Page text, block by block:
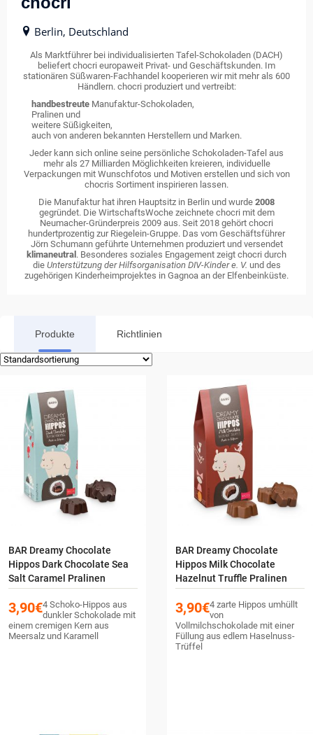
Berlin, Deutschland
Als Marktführer bei individualisierten Tafel-Schokoladen (DACH)
beliefert chocri europaweit Privat- und Geschäftskunden. Im
stationären Süßwaren-Fachhandel kooperieren wir mit mehr als 600
Händlern. chocri produziert und vertreibt:
handbestreute Manufaktur-Schokoladen,
Pralinen und
weitere Süßigkeiten,
auch von anderen bekannten Herstellern und Marken.
Jeder kann sich online seine persönliche Schokoladen-Tafel aus
mehr als 27 Milliarden Möglichkeiten kreieren, individuelle
Verpackungen mit Wunschfotos und Motiven erstellen und sich von
chocris Sortiment inspirieren lassen.
Die Manufaktur hat ihren Hauptsitz in Berlin und wurde 2008
gegründet. Die WirtschaftsWoche zeichnete chocri mit dem
Neumacher-Gründerpreis 2009 aus. Seit 2018 gehört chocri
hundertprozentig zur Riegelein-Gruppe. Das vom Geschäftsführer
Jörn Schumann geführte Unternehmen produziert und versendet
klimaneutral . Besonderes soziales Engagement zeigt chocri durch
die Unterstützung der Hilfsorganisation DIV-Kinder e. V. und des
zugehörigen Kinderheimprojektes in Gagnoa an der Elfenbeinküste.
Produkte Richtlinien
BAR Dreamy Chocolate
Hippos Dark Chocolate Sea
Salt Caramel Pralinen
3,90€4 Schoko-Hippos aus
dunkler Schokolade mit
einem cremigen Kern aus
Meersalz und Karamell
BAR Dreamy Chocolate
Hippos Milk Chocolate
Hazelnut Truffle Pralinen
3,90€4 zarte Hippos umhüllt
von
Vollmilchschokolade mit einer
Füllung aus edlem Haselnuss-
Trüffel